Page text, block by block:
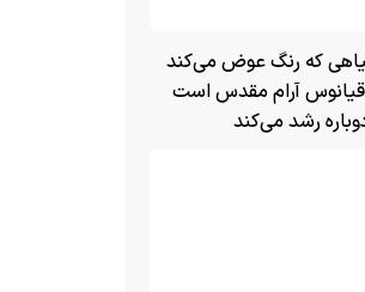
که رنگ عوض می‌کند
اقیانوس آرام مقدس است
رشد می‌کند